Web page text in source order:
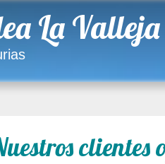
La Valleja
clientes